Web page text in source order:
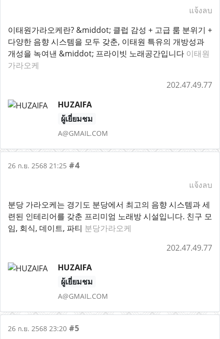
แจ้งลบ
이태원가라오케란? &middot; 클럽 감성 + 고급 룸 분위기 +
다양한 음향 시스템을 모두 갖춘, 이태원 특유의 개방성과
개성을 녹여낸 &middot; 프라이빗 노래공간입니다 이태원
가라오케
202.47.49.77
HUZAIFA
ผู้เยี่ยมชม
A@GMAIL.COM
26 ก.ย. 2568 21:25 #4
แจ้งลบ
분당 가라오케는 경기도 분당에서 최고의 음향 시스템과 세
련된 인테리어를 갖춘 프리미엄 노래방 시설입니다. 친구 모
임, 회식, 데이트, 파티 분당가라오케
202.47.49.77
HUZAIFA
ผู้เยี่ยมชม
A@GMAIL.COM
26 ก.ย. 2568 23:20 #5